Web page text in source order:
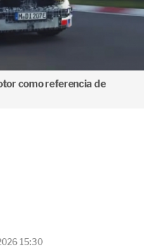
como referencia de
15:30